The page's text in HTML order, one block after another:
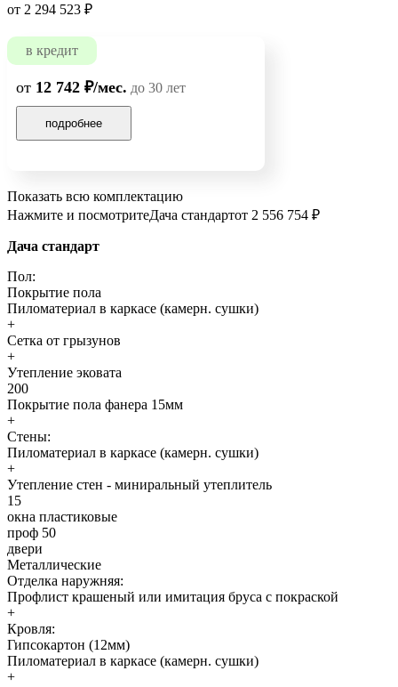
от 2 294 523 ₽
в кредит
от 12 742 ₽/мес. до 30 лет
подробнее
Показать всю комплектацию
Нажмите и посмотритеДача стандартот 2 556 754 ₽
Дача стандарт
Пол:
Покрытие пола
Пиломатериал в каркасе (камерн. сушки)
+
Сетка от грызунов
+
Утепление эковата
200
Покрытие пола фанера 15мм
+
Стены:
Пиломатериал в каркасе (камерн. сушки)
+
Утепление стен - миниральный утеплитель
15
окна пластиковые
проф 50
двери
Металлические
Отделка наружняя:
Профлист крашеный или имитация бруса с покраской
+
Кровля:
Гипсокартон (12мм)
Пиломатериал в каркасе (камерн. сушки)
+